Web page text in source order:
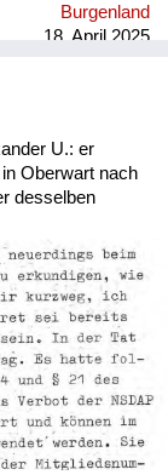
Burgenland
18. April 2025
U.: er
Oberwart nach
desselben